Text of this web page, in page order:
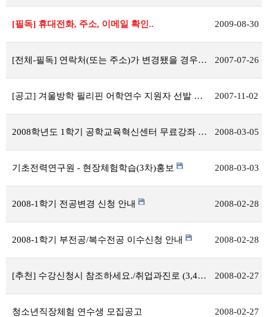
[필독] 휴대전화, 주소, 이메일 확인.. 2009-08-30
[전체-필독] 연락처(또는 주소)가 변경됐을 경우에는 ...... 2007-07-26
[공고] 겨울방학 필리핀 어학연수 지원자 선발 결과 2007-11-02
2008학년도 1학기 공학교육혁신센터 무료강좌 안내 2008-03-05
기초전력연구원 - 현장체험학습(3차)홍보 2008-03-03
2008-1학기 전공변경 신청 안내 2008-02-28
2008-1학기 부전공/복수전공 이수신청 안내 2008-02-28
[추천] 수강신청시 참조하세요./취업과진로 (3,4학년) 2008-02-27
청소년직장체험 연수생 모집공고 2008-02-27